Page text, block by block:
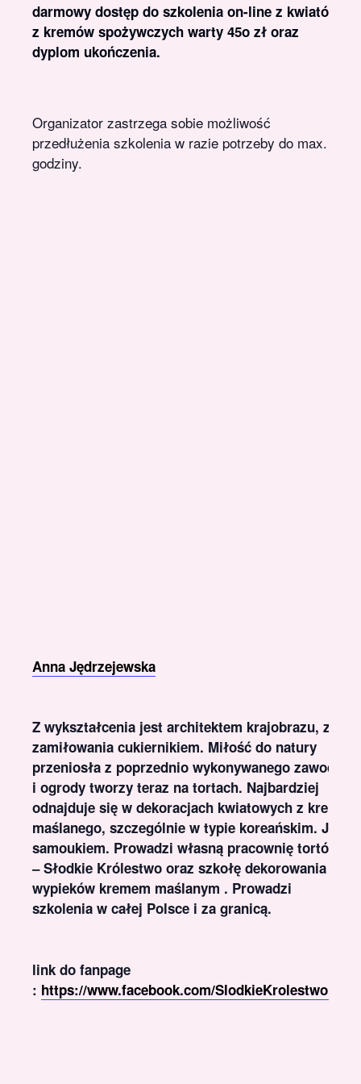
darmowy dostęp do szkolenia on-line z kwiatów
z kremów spożywczych warty 45o zł oraz
dyplom ukończenia.
Organizator zastrzega sobie możliwość
przedłużenia szkolenia w razie potrzeby do max. 1
godziny.
Anna Jędrzejewska
Z wykształcenia jest architektem krajobrazu, z
zamiłowania cukiernikiem. Miłość do natury
przeniosła z poprzednio wykonywanego zawodu
i ogrody tworzy teraz na tortach. Najbardziej
odnajduje się w dekoracjach kwiatowych z kremu
maślanego, szczególnie w typie koreańskim. Jest
samoukiem. Prowadzi własną pracownię tortów
– Słodkie Królestwo oraz szkołę dekorowania
wypieków kremem maślanym . Prowadzi
szkolenia w całej Polsce i za granicą.
link do fanpage
: https://www.facebook.com/SlodkieKrolestwoDG